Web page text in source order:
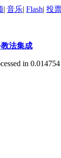
| 音乐| Flash| 投
法集成
in